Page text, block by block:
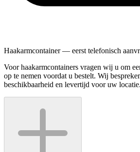
Haakarmcontainer — eerst telefonisch
Voor haakarmcontainers vragen wij u om
op te nemen voordat u bestelt. Wij
beschikbaarheid en levertijd voor uw locatie.